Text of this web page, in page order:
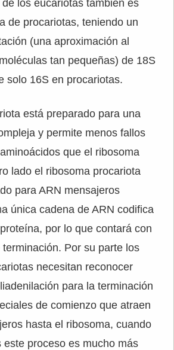
los eucariotas también es
de procariotas, teniendo un
(una aproximación al
tan pequeñas) de 18S
solo 16S en procariotas.
está preparado para una
y permite menos fallos
que el ribosoma
lado el ribosoma procariota
para ARN mensajeros
única cadena de ARN codifica
por lo que contará con
Por su parte los
necesitan reconocer
para la terminación
de comienzo que atraen
hasta el ribosoma, cuando
este proceso es mucho más